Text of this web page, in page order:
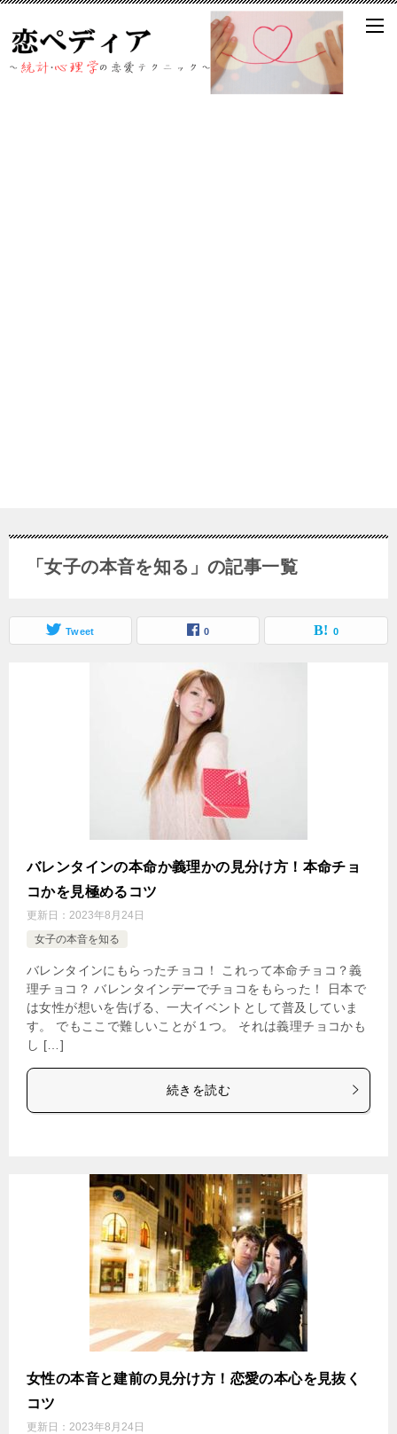
「女子の本音を知る」の記事一覧
Tweet 0 0
バレンタインの本命か義理かの見分け方！本命チョ
コかを見極めるコツ
更新日： 2023年8月24日
女子の本音を知る
バレンタインにもらったチョコ！ これって本命チョコ？義
理チョコ？ バレンタインデーでチョコをもらった！ 日本で
は女性が想いを告げる、一大イベントとして普及していま
す。 でもここで難しいことが１つ。 それは義理チョコかも
し […]
続きを読む
女性の本音と建前の見分け方！恋愛の本心を見抜く
コツ
更新日： 2023年8月24日